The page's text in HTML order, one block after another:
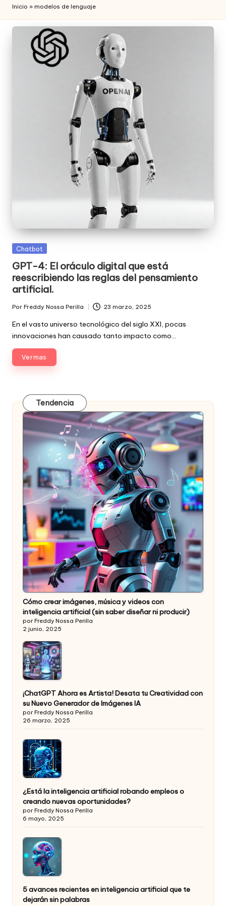
Inicio » modelos de lenguaje
Posted
Chatbot
GPT-4: El oráculo digital que está
reescribiendo las reglas del pensamiento
artificial.
Publicado
por
Por Freddy Nossa Perilla 23 marzo, 2025
En el vasto universo tecnológico del siglo XXI, pocas
innovaciones han causado tanto impacto como…
Ver mas
Tendencia
Cómo crear imágenes, música y videos con
inteligencia artificial (sin saber diseñar ni producir)
por Freddy Nossa Perilla
2 junio, 2025
¡ChatGPT Ahora es Artista! Desata tu Creatividad con
su Nuevo Generador de Imágenes IA
por Freddy Nossa Perilla
26 marzo, 2025
¿Está la inteligencia artificial robando empleos o
creando nuevas oportunidades?
por Freddy Nossa Perilla
6 mayo, 2025
5 avances recientes en inteligencia artificial que te
dejarán sin palabras